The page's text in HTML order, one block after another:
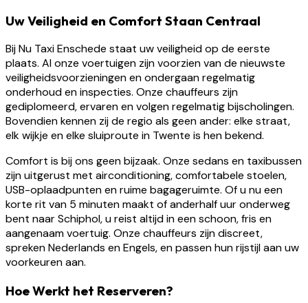
Uw Veiligheid en Comfort Staan Centraal
Bij Nu Taxi Enschede staat uw veiligheid op de eerste
plaats. Al onze voertuigen zijn voorzien van de nieuwste
veiligheidsvoorzieningen en ondergaan regelmatig
onderhoud en inspecties. Onze chauffeurs zijn
gediplomeerd, ervaren en volgen regelmatig bijscholingen.
Bovendien kennen zij de regio als geen ander: elke straat,
elk wijkje en elke sluiproute in Twente is hen bekend.
Comfort is bij ons geen bijzaak. Onze sedans en taxibussen
zijn uitgerust met airconditioning, comfortabele stoelen,
USB-oplaadpunten en ruime bagageruimte. Of u nu een
korte rit van 5 minuten maakt of anderhalf uur onderweg
bent naar Schiphol, u reist altijd in een schoon, fris en
aangenaam voertuig. Onze chauffeurs zijn discreet,
spreken Nederlands en Engels, en passen hun rijstijl aan uw
voorkeuren aan.
Hoe Werkt het Reserveren?